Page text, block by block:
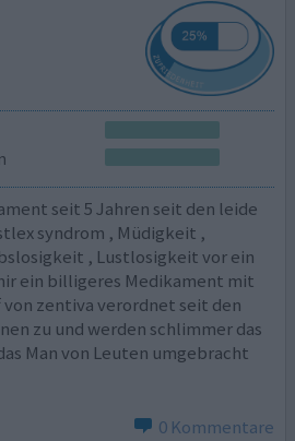
seit 5 Jahren seit den leide
syndrom , Müdigkeit ,
, Lustlosigkeit vor ein
ein billigeres Medikament mit
zentiva verordnet seit den
zu und werden schlimmer das
Man von Leuten umgebracht
0 Kommentare